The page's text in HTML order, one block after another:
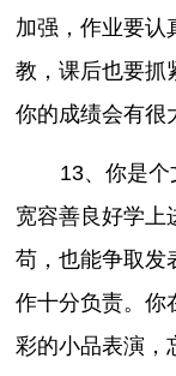
加强，作业要认
教，课后也要抓
你的成绩会有很
13、你是个
宽容善良好学上
苟，也能争取发
作十分负责。你
彩的小品表演，